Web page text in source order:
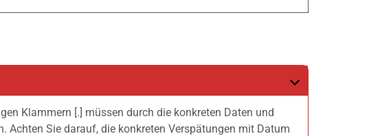
Klammern [.] müssen durch die konkreten Daten und
Achten Sie darauf, die konkreten Verspätungen mit Datum